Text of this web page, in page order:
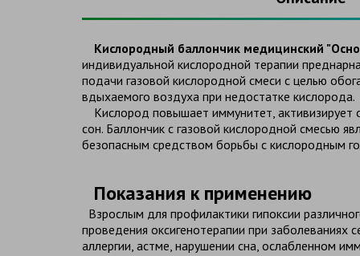
Кислородный баллончик медицинский
индивидуальной кислородной терапии
подачи газовой кислородной смеси с целью
вдыхаемого воздуха при недостатке кислорода.
Кислород повышает иммунитет, активизирует
сон. Баллончик с газовой кислородной смесью
безопасным средством борьбы с кислородным
Показания к применению
Взрослым для профилактики гипоксии
проведения оксигенотерапии при заболеваниях
аллергии, астме, нарушении сна, ослабленном